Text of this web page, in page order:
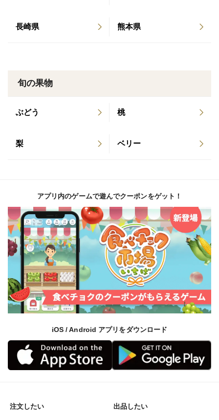
長崎県 熊本県
旬の果物
ぶどう 桃
梨 ベリー
アプリ内のゲームで遊んでクーポンをゲット！
iOS / Android アプリをダウンロード
注文したい 出品したい